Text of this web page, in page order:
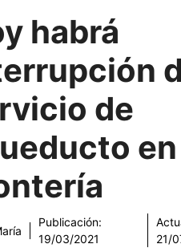
habrá
de
en
Publicación:
19/03/2021
21/